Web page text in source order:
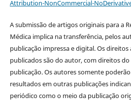
Attribution-NonCommercial-
A submissão de artigos originais para a
Médica implica na transferência, pelos
publicação impressa e digital. Os
publicados são do autor, com direitos
publicação. Os autores somente
resultados em outras publicações
periódico como o meio da publicação